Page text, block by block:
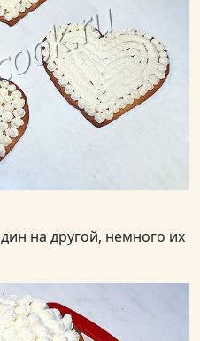
на другой, немного их